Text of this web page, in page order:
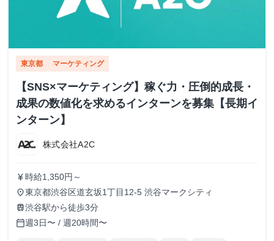
東京都 マーケティング
【SNS×マーケティング】稼ぐ力・圧倒的成長・
成果の数値化を求めるインターンを募集【長期イ
ンターン】
株式会社A2C
currency_yen 時給1,350円～
place東京都渋谷区道玄坂1丁目12-5 渋谷マークシティ
train渋谷駅から徒歩3分
calendar_today週3日〜 / 週20時間〜